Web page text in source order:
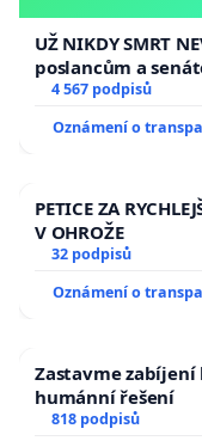
UŽ NIKDY SMRT
poslancům a
aby se tragédie
4 567 podpisů
Oznámení o
PETICE ZA
V OHROŽE
32 podpisů
Oznámení o
Zastavme
humánní řešení
818 podpisů